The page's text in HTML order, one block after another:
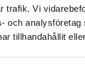
trafik. Vi
och
tillhandahållit